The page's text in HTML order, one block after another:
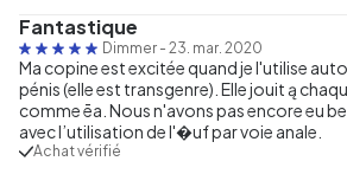
Fantastique
Dimmer - 23. mar. 2020
Ma copine est excitée quand je l'utilise
pénis (elle est transgenre). Elle jouit ą
comme ēa. Nous n'avons pas encore eu
avec l’utilisation de l'�uf par voie anale.
Achat vérifié